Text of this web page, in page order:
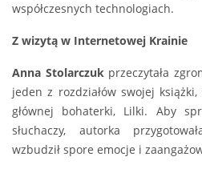
współczesnych technologiach.
Z wizytą w Internetowej Krainie
Anna Stolarczukprzeczytała
jeden z rozdziałów swojej
głównej bohaterki, Lilki. Aby
słuchaczy, autorka
wzbudził spore emocje i